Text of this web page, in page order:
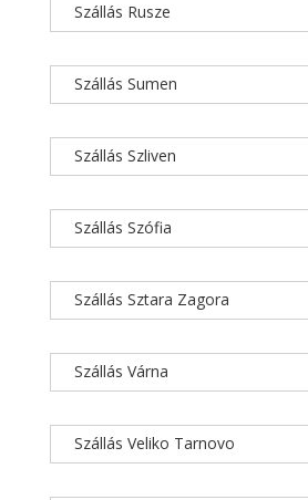
Szállás Rusze
Szállás Sumen
Szállás Szliven
Szállás Szófia
Szállás Sztara Zagora
Szállás Várna
Szállás Veliko Tarnovo